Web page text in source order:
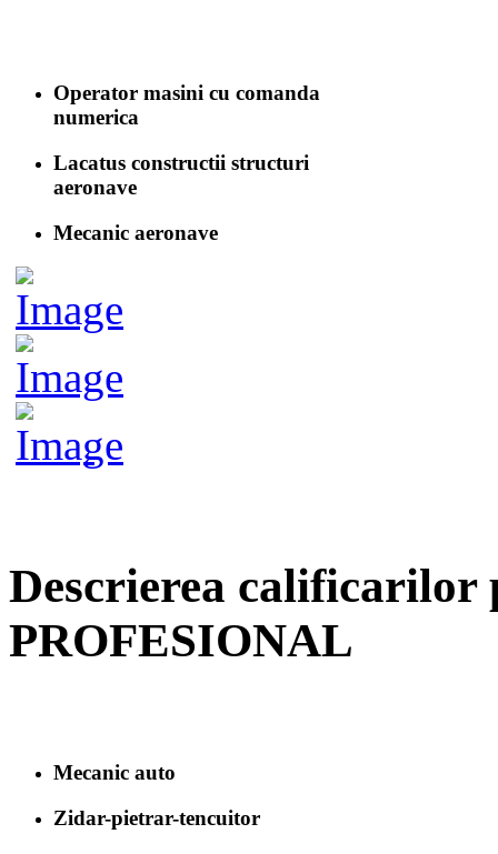
Operator masini cu comanda
numerica
Lacatus constructii structuri
aeronave
Mecanic aeronave
Descrierea
PROFESIONAL
Mecanic auto
Zidar-pietrar-tencuitor